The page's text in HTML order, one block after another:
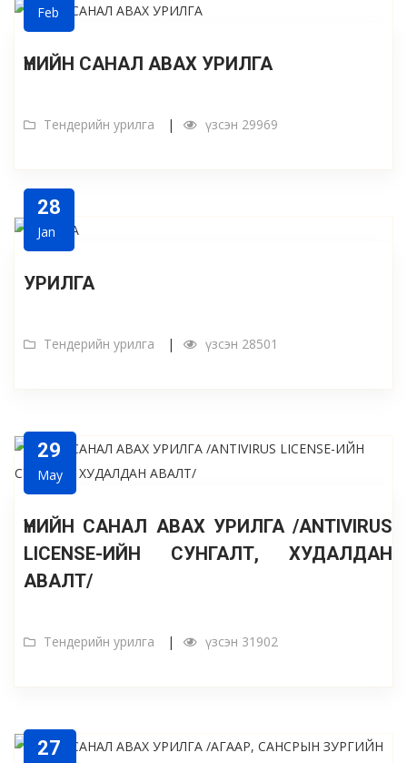
Feb
ҮНИЙН САНАЛ АВАХ УРИЛГА
Тендерийн урилга үзсэн 29969
28
Jan
УРИЛГА
Тендерийн урилга үзсэн 28501
29
May
ҮНИЙН САНАЛ АВАХ УРИЛГА /ANTIVIRUS
LICENSE-ИЙН СУНГАЛТ, ХУДАЛДАН
АВАЛТ/
Тендерийн урилга үзсэн 31902
27